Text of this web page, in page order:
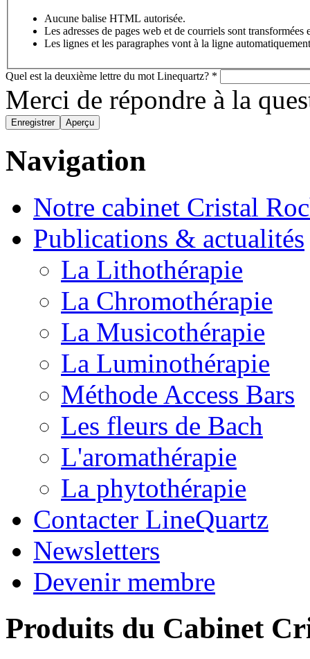
Aucune balise HTML autorisée.
Les adresses de pages web et de courriels sont transformées
Les lignes et les paragraphes vont à la ligne
Quel est la deuxième lettre du mot Linequartz? *
Merci de répondre à la
Navigation
Notre cabinet Cristal
Publications & actualités
La Lithothérapie
La Chromothérapie
La Musicothérapie
La Luminothérapie
Méthode Access Bars
Les fleurs de Bach
L'aromathérapie
La phytothérapie
Contacter LineQuartz
Newsletters
Devenir membre
Produits du Cabinet